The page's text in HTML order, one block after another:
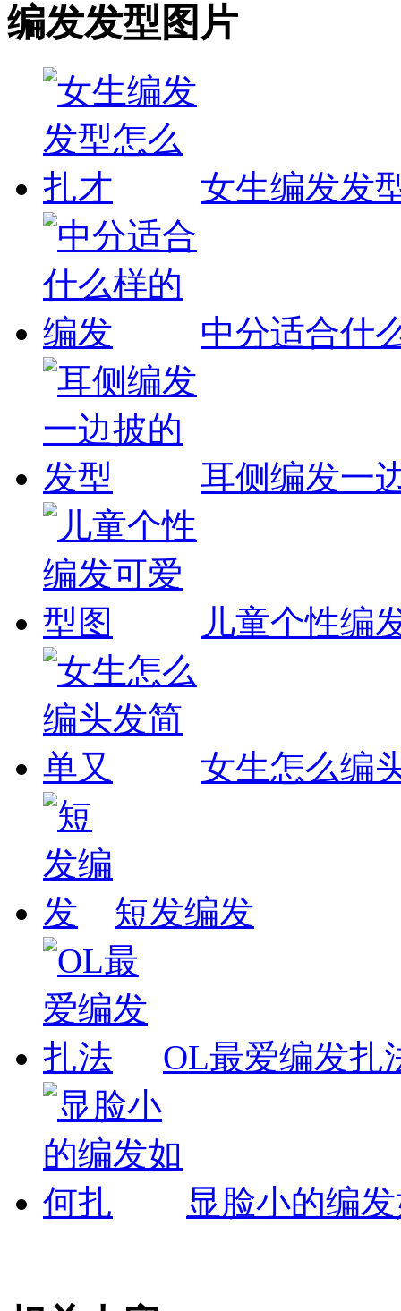
编发发型图片
女生编发发
中分适合什
耳侧编发一
儿童个性编
女生怎么编
短发编发
OL最爱编发扎
显脸小的编